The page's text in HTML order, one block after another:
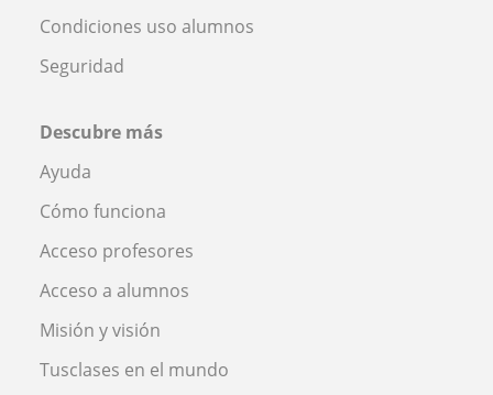
Condiciones uso alumnos
Seguridad
Descubre más
Ayuda
Cómo funciona
Acceso profesores
Acceso a alumnos
Misión y visión
Tusclases en el mundo